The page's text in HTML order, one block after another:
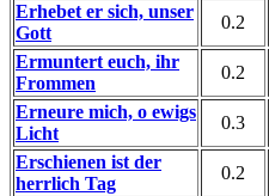
Erhebet er sich, unser
Gott
0.2
Ermuntert euch, ihr
Frommen
0.2
Erneure mich, o ewigs
Licht
0.3
Erschienen ist der
herrlich Tag
0.2